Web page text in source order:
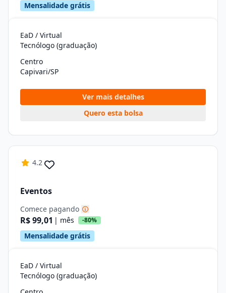
Mensalidade grátis
EaD / Virtual
Tecnólogo (graduação)
Centro
Capivari/SP
Ver mais detalhes
Quero esta bolsa
4.2
Eventos
Comece pagando
R$ 99,01 | mês -80%
Mensalidade grátis
EaD / Virtual
Tecnólogo (graduação)